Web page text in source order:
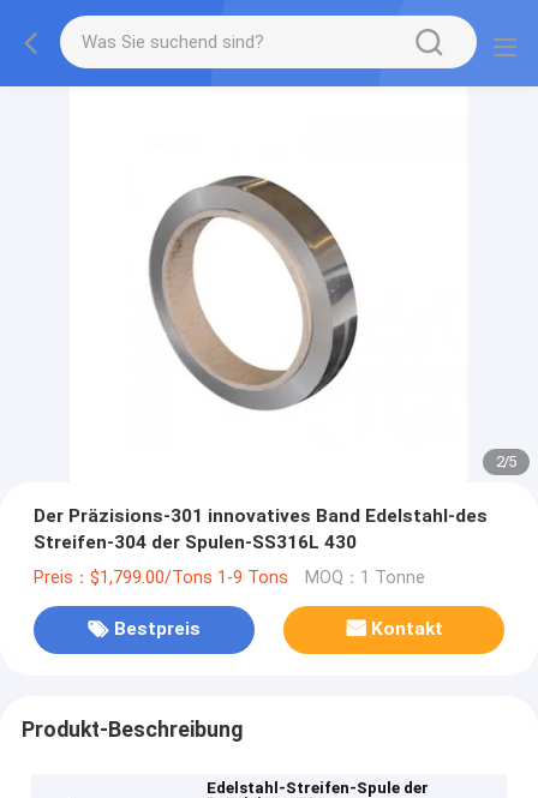
2/5
Der Präzisions-301 innovatives Band Edelstahl-des
Streifen-304 der Spulen-SS316L 430
Preis：$1,799.00/Tons 1-9 Tons MOQ：1 Tonne
Bestpreis Kontakt
Produkt-Beschreibung
Edelstahl-Streifen-Spule der